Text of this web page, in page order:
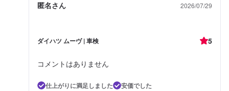
匿名さん 2026/07/29
ダイハツ ムーヴ | 車検 5
コメントはありません
仕上がりに満足しました
安価でした